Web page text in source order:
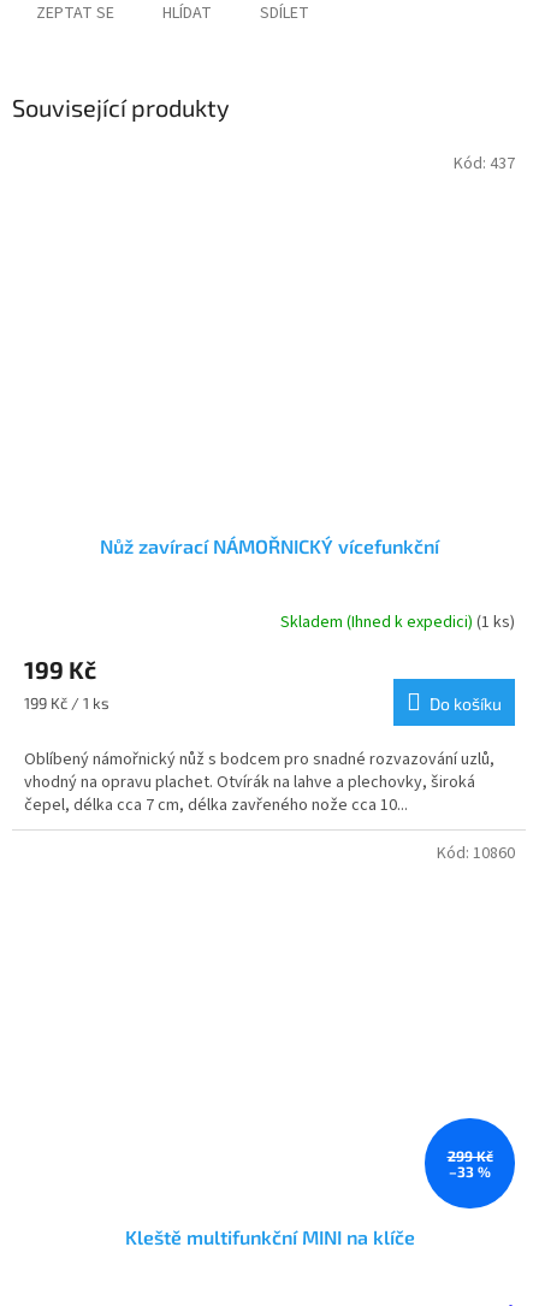
ZEPTAT SE HLÍDAT SDÍLET
Související produkty
Nůž zavírací NÁMOŘNICKÝ vícefunkční
produktu
je
4,5
5
hvězdiček.
Skladem (Ihned k expedici)(1 ks)
199 Kč
Měrná
199 Kč / 1 ks Do košíku
Oblíbený námořnický nůž s bodcem pro snadné rozvazování uzlů,
vhodný na opravu plachet. Otvírák na lahve a plechovky, široká
čepel, délka cca 7 cm, délka zavřeného nože cca 10...
Kód: 437
299 Kč
–33 %
Kleště multifunkční MINI na klíče
Kód: 10860